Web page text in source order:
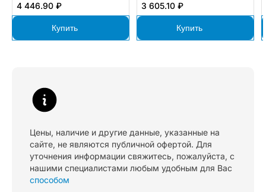
4 446.90 ₽
Купить
3 605.10 ₽
Купить
Цены, наличие и другие данные, указанные на
сайте, не являются публичной офертой. Для
уточнения информации свяжитесь, пожалуйста, с
нашими специалистами любым удобным для Вас
способом